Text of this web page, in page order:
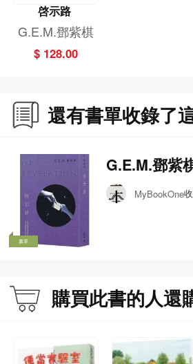
啓示路
G.E.M.鄧紫棋
$ 128.00
還有書單收錄了
書單
G.E.M.鄧紫
小說《啓示
MyBookOne
購買此書的人還